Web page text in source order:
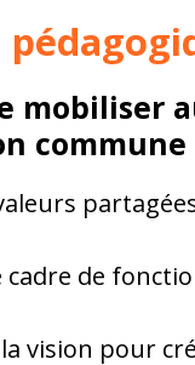
mobiliser
commune
cadre de
vision pour